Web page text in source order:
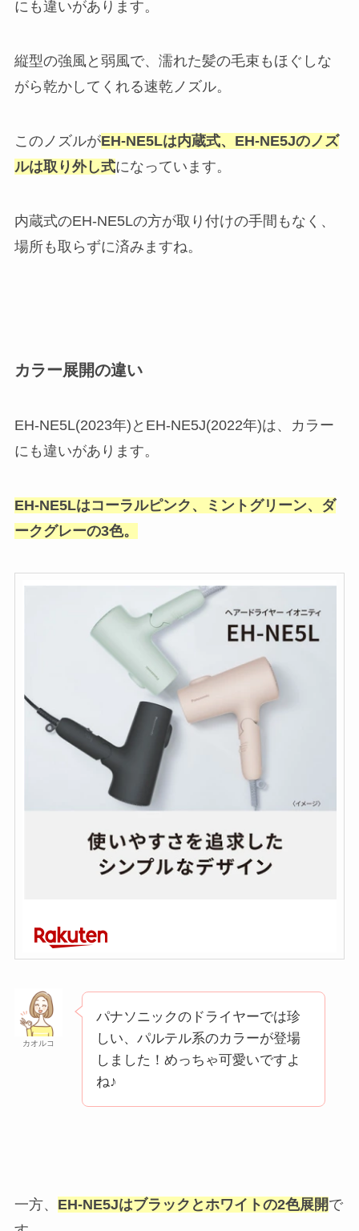
にも違いがあります。
縦型の強風と弱風で、濡れた髪の毛束もほぐしな
がら乾かしてくれる速乾ノズル。
このノズルがEH-NE5Lは内蔵式、EH-NE5Jのノズ
ルは取り外し式になっています。
内蔵式のEH-NE5Lの方が取り付けの手間もなく、
場所も取らずに済みますね。
カラー展開の違い
EH-NE5L(2023年)とEH-NE5J(2022年)は、カラー
にも違いがあります。
EH-NE5Lはコーラルピンク、ミントグリーン、ダ
ークグレーの3色。
カオルコ
パナソニックのドライヤーでは珍
しい、パルテル系のカラーが登場
しました！めっちゃ可愛いですよ
ね♪
一方、 EH-NE5Jはブラックとホワイトの2色展開で